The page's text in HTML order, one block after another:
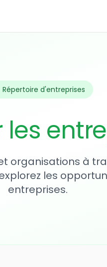
Répertoire d'entreprises
les
organisations à
les
entreprises.